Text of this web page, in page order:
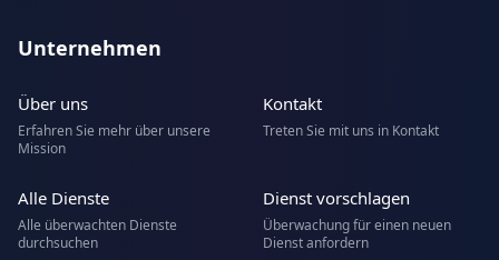
Unternehmen
Über uns
Erfahren Sie mehr über unsere
Mission
Kontakt
Treten Sie mit uns in Kontakt
Alle Dienste
Alle überwachten Dienste
durchsuchen
Dienst vorschlagen
Überwachung für einen neuen
Dienst anfordern